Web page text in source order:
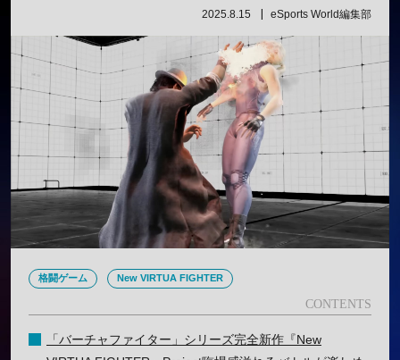
2025.8.15 eSports World編集部
格闘ゲーム New VIRTUA FIGHTER
「バーチャファイター」シリーズ完全新作『New